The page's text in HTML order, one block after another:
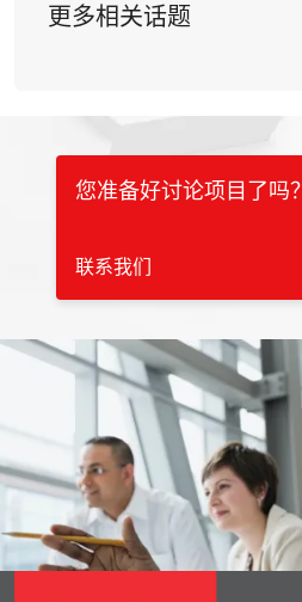
更多相关话题
您准备好讨论项目了吗？
联系我们